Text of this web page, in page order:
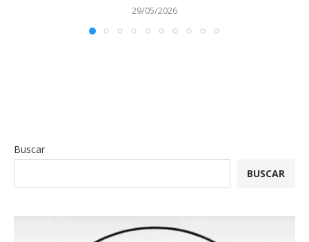
29/05/2026
Buscar
BUSCAR